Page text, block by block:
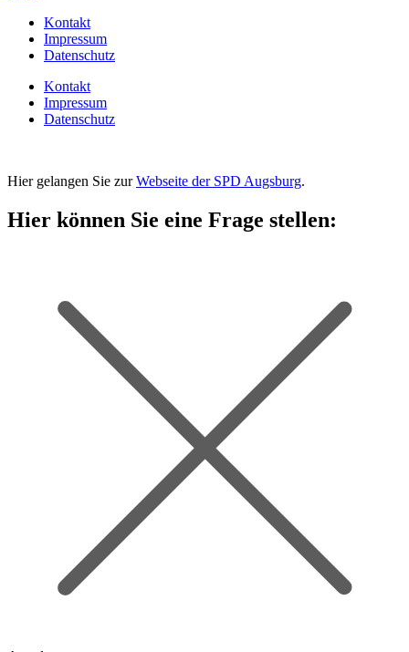
Kontakt
Impressum
Datenschutz
Kontakt
Impressum
Datenschutz
Hier gelangen Sie zurWebseite der SPD Augsburg.
Hier können Sie eine Frage stellen: